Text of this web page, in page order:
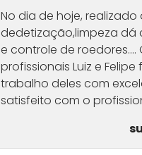
No dia de hoje, realizado
dedetização,limpeza dá
e controle de roedores....
profissionais Luiz e Felipe
trabalho deles com
satisfeito com o